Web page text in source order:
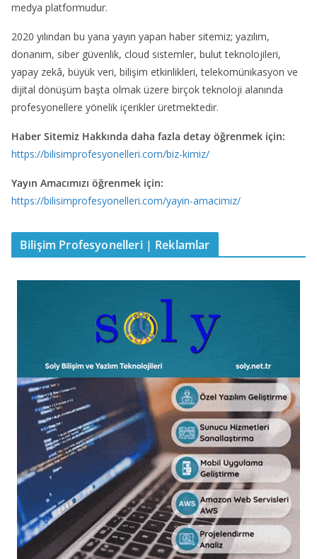
medya platformudur.
2020 yılından bu yana yayın yapan haber sitemiz; yazılım,
donanım, siber güvenlik, cloud sistemler, bulut teknolojileri,
yapay zekâ, büyük veri, bilişim etkinlikleri, telekomünikasyon ve
dijital dönüşüm başta olmak üzere birçok teknoloji alanında
profesyonellere yönelik içerikler üretmektedir.
Haber Sitemiz Hakkında daha fazla detay öğrenmek için:
https://bilisimprofesyonelleri.com/biz-kimiz/
Yayın Amacımızı öğrenmek için:
https://bilisimprofesyonelleri.com/yayin-amacimiz/
Bilişim Profesyonelleri | Reklamlar